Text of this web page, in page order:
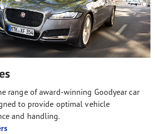
range of award-winning Goodyear car
to provide optimal vehicle
and handling.